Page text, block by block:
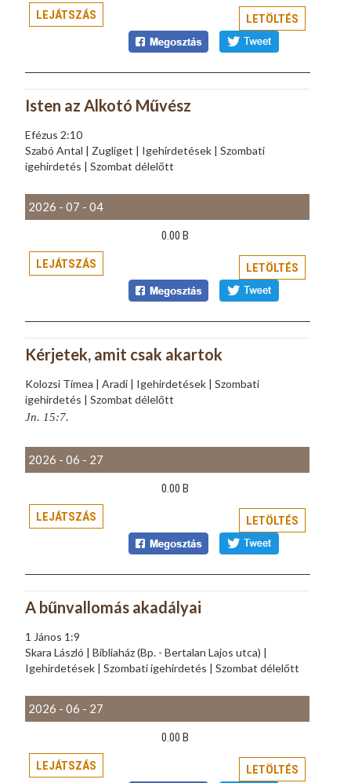
LEJÁTSZÁS
LETÖLTÉS
Isten az Alkotó Művész
Efézus 2:10
Szabó Antal | Zugliget | Igehirdetések | Szombati
igehirdetés | Szombat délelőtt
2026 - 07 - 04
0.00 B
LEJÁTSZÁS
LETÖLTÉS
Kérjetek, amit csak akartok
Kolozsi Tímea | Aradi | Igehirdetések | Szombati
igehirdetés | Szombat délelőtt
Jn. 15:7.
2026 - 06 - 27
0.00 B
LEJÁTSZÁS
LETÖLTÉS
A bűnvallomás akadályai
1 János 1:9
Skara László | Bibliaház (Bp. - Bertalan Lajos utca) |
Igehirdetések | Szombati igehirdetés | Szombat délelőtt
2026 - 06 - 27
0.00 B
LEJÁTSZÁS
LETÖLTÉS